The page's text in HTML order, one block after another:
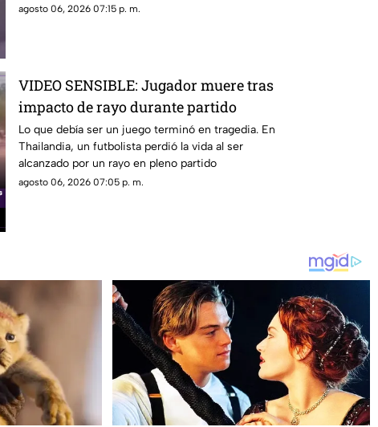
agosto 06, 2026 07:15 p. m.
VIDEO SENSIBLE: Jugador muere tras
impacto de rayo durante partido
Lo que debía ser un juego terminó en tragedia. En
Thailandia, un futbolista perdió la vida al ser
alcanzado por un rayo en pleno partido
agosto 06, 2026 07:05 p. m.